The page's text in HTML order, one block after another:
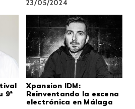
23/05/2024
9ª
Xpansion IDM:
Reinventando la escena
electrónica en Málaga